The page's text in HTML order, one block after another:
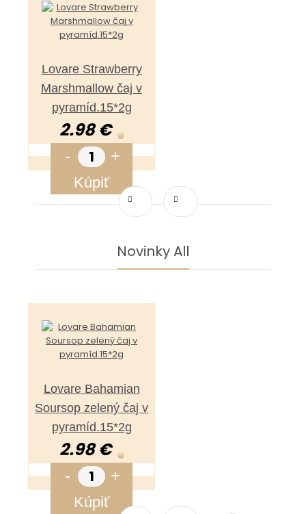
Lovare Strawberry
Marshmallow čaj v
pyramíd.15*2g
2.98 €
- +
Kúpiť
Novinky All
Lovare Bahamian
Soursop zelený čaj v
pyramíd.15*2g
2.98 €
- +
Kúpiť